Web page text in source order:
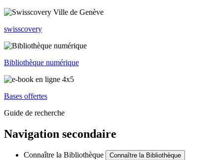
swisscovery
Bibliothèque numérique
Bases offertes
Guide de recherche
Navigation secondaire
Connaître la Bibliothèque Connaître la Bibliothèque